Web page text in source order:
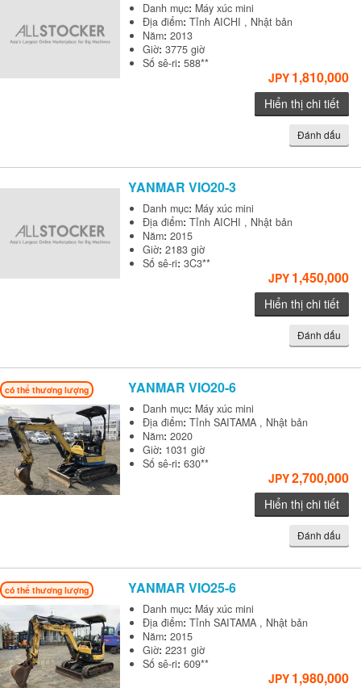
Danh mục: Máy xúc mini
Địa điểm:Tỉnh AICHI , Nhật bản
Năm:2013
Giờ:3775 giờ
Số sê-ri:588**
JPY 1,810,000
Hiển thị chi tiết
Đánh dấu
YANMARVIO20-3
Danh mục: Máy xúc mini
Địa điểm:Tỉnh AICHI , Nhật bản
Năm:2015
Giờ:2183 giờ
Số sê-ri:3C3**
JPY 1,450,000
Hiển thị chi tiết
Đánh dấu
có thể thương lượng YANMARVIO20-6
Danh mục: Máy xúc mini
Địa điểm:Tỉnh SAITAMA , Nhật bản
Năm:2020
Giờ: 1031 giờ
Số sê-ri:630**
JPY2,700,000
Hiển thị chi tiết
Đánh dấu
có thể thương lượng YANMARVIO25-6
Danh mục: Máy xúc mini
Địa điểm:Tỉnh SAITAMA , Nhật bản
Năm:2015
Giờ:2231 giờ
Số sê-ri:609**
JPY 1,980,000